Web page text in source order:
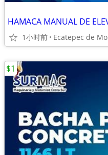
HAMACA MANUAL DE
1小时前 Ecatepec de
$1